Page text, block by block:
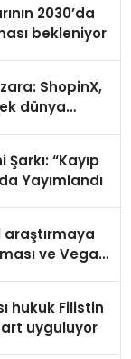
2030’da
bekleniyor
ShopinX,
dünya
“Kayıp
Yayımlandı
araştırmaya
ve Vegan
hukuk Filistin
uyguluyor